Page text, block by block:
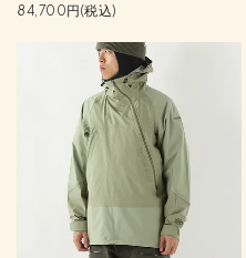
84,700円(税込)